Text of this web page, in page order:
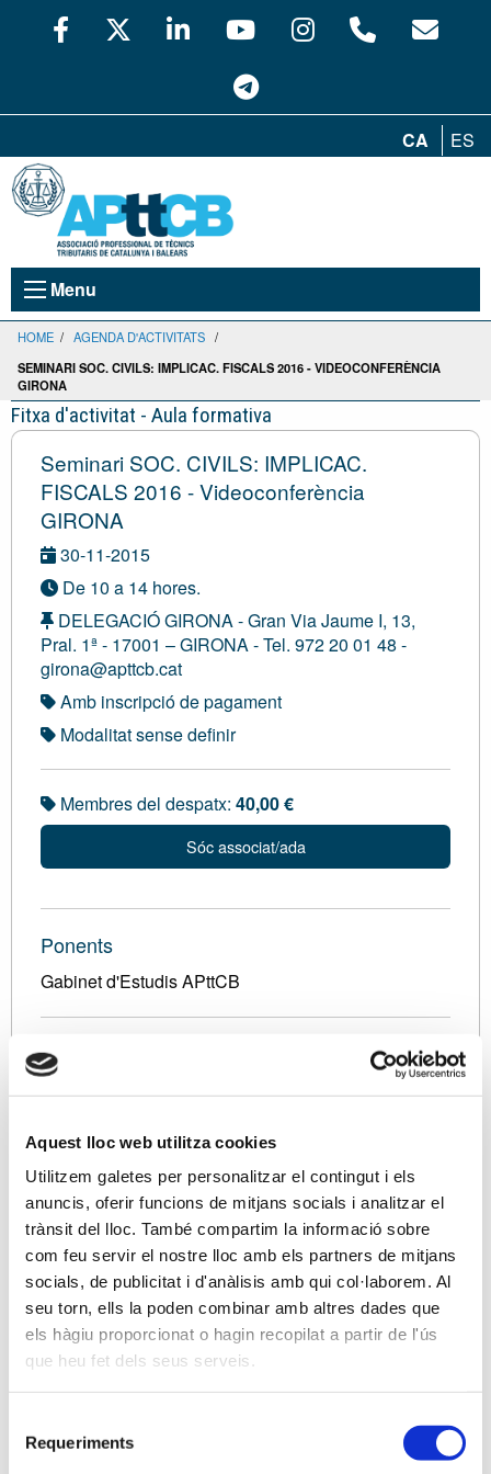
Aquest lloc web utilitza cookies
Utilitzem galetes per personalitzar el contingut i els
anuncis, oferir funcions de mitjans socials i analitzar el
trànsit del lloc. També compartim la informació sobre
com feu servir el nostre lloc amb els partners de mitjans
socials, de publicitat i d'anàlisis amb qui col·laborem. Al
seu torn, ells la poden combinar amb altres dades que
els hàgiu proporcionat o hagin recopilat a partir de l'ús
que heu fet dels seus serveis.
Requeriments
CA ES
Menu
HOME / AGENDA D'ACTIVITATS /
SEMINARI SOC. CIVILS: IMPLICAC. FISCALS 2016 - VIDEOCONFERÈNCIA
GIRONA
Fitxa d'activitat - Aula formativa
Seminari SOC. CIVILS: IMPLICAC.
FISCALS 2016 - Videoconferència
GIRONA
30-11-2015
De 10 a 14 hores.
DELEGACIÓ GIRONA - Gran Via Jaume I, 13,
Pral. 1ª - 17001 – GIRONA - Tel. 972 20 01 48 -
girona@apttcb.cat
Amb inscripció de pagament
Modalitat sense definir
Membres del despatx: 40,00 €
Sóc associat/ada
Ponents
Gabinet d'Estudis APttCB
Descripció
Coincidint amb la Jornada Electoral del proper 30 de
formativa, gratuïta pels associats, sobre les novetats
en l’àmbit de les Societats Civils.
La nova Llei 27/2014 de l’Impost sobre Societats ha
determinat que les Societats Civils amb objecte
mercantil passin a tributar en l’àmbit de l’Impost
sobre Societats.
Les conseqüències d’aquest canvi de tributació
respecte dels socis als que fins ara els era
d’aplicació el règim d’atribució de rendes, d’acord a
la Llei d’IRPF, fa que hi hagi molts elements a tenir
en compte des de la vessant tributària, comptable,